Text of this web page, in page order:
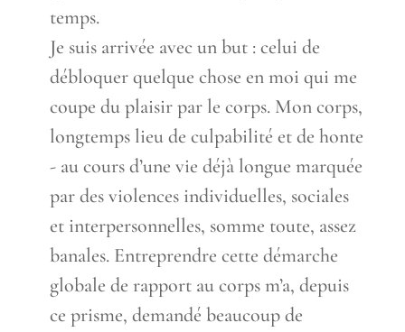
temps.
Je suis arrivée avec un but : celui de
débloquer quelque chose en moi qui me
coupe du plaisir par le corps. Mon corps,
longtemps lieu de culpabilité et de honte
- au cours d’une vie déjà longue marquée
par des violences individuelles, sociales
et interpersonnelles, somme toute, assez
banales. Entreprendre cette démarche
globale de rapport au corps m’a, depuis
ce prisme, demandé beaucoup de